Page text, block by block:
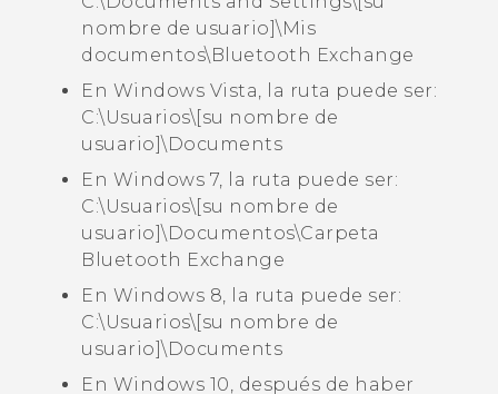
nombre de usuario]\Mis
documentos\Bluetooth Exchange
En Windows Vista, la ruta puede ser:
C:\Usuarios\[su nombre de
usuario]\Documents
En Windows 7, la ruta puede ser:
C:\Usuarios\[su nombre de
usuario]\Documentos\Carpeta
Bluetooth Exchange
En Windows 8, la ruta puede ser:
C:\Usuarios\[su nombre de
usuario]\Documents
En Windows 10, después de haber